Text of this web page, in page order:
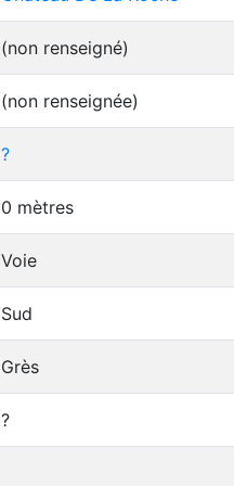
(non renseigné)
(non renseignée)
?
0 mètres
Voie
Sud
Grès
?